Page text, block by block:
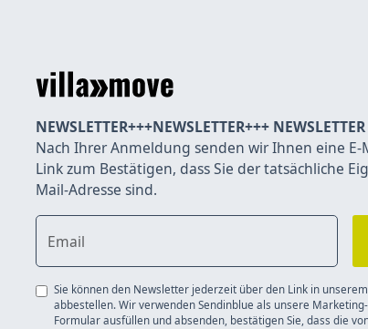
NEWSLETTER+++NEWSLETTER+++ NEWSLETTER
Nach Ihrer Anmeldung senden wir Ihnen eine
Link zum Bestätigen, dass Sie der tatsächliche
Mail-Adresse sind.
Sie können den Newsletter jederzeit über den Link in
abbestellen. Wir verwenden Sendinblue als unsere
Formular ausfüllen und absenden, bestätigen Sie, dass die